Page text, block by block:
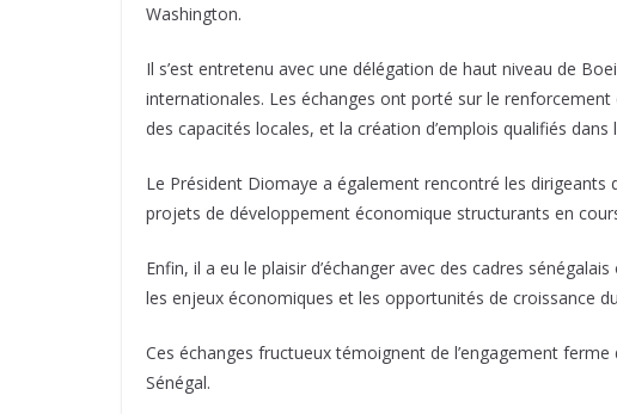
Washington.
Il s’est entretenu avec une délégation de haut niveau de
internationales. Les échanges ont porté sur le
des capacités locales, et la création d’emplois qualifiés
Le Président Diomaye a également rencontré les
projets de développement économique structurants en
Enfin, il a eu le plaisir d’échanger avec des cadres
les enjeux économiques et les opportunités de croissance
Ces échanges fructueux témoignent de l’engagement
Sénégal.